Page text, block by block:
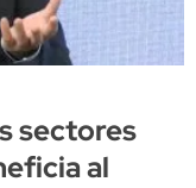
sectores
al